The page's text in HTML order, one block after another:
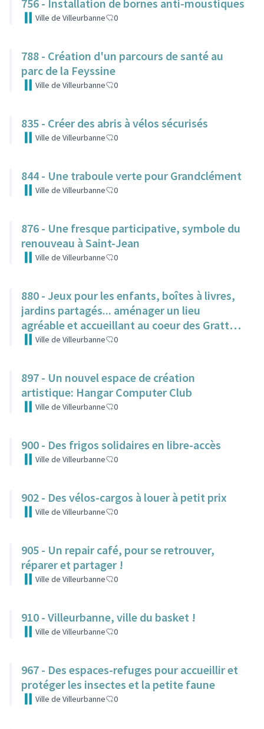
756 - Installation de bornes anti-moustiques
Ville de Villeurbanne 0
788 - Création d'un parcours de santé au
parc de la Feyssine
Ville de Villeurbanne 0
835 - Créer des abris à vélos sécurisés
Ville de Villeurbanne 0
844 - Une traboule verte pour Grandclément
Ville de Villeurbanne 0
876 - Une fresque participative, symbole du
renouveau à Saint-Jean
Ville de Villeurbanne 0
880 - Jeux pour les enfants, boîtes à livres,
jardins partagés... aménager un lieu
agréable et accueillant au coeur des Gratte-
CielVille de Villeurbanne 0
897 - Un nouvel espace de création
artistique: Hangar Computer Club
Ville de Villeurbanne 0
900 - Des frigos solidaires en libre-accès
Ville de Villeurbanne 0
902 - Des vélos-cargos à louer à petit prix
Ville de Villeurbanne 0
905 - Un repair café, pour se retrouver,
réparer et partager !
Ville de Villeurbanne 0
910 - Villeurbanne, ville du basket !
Ville de Villeurbanne 0
967 - Des espaces-refuges pour accueillir et
protéger les insectes et la petite faune
Ville de Villeurbanne 0